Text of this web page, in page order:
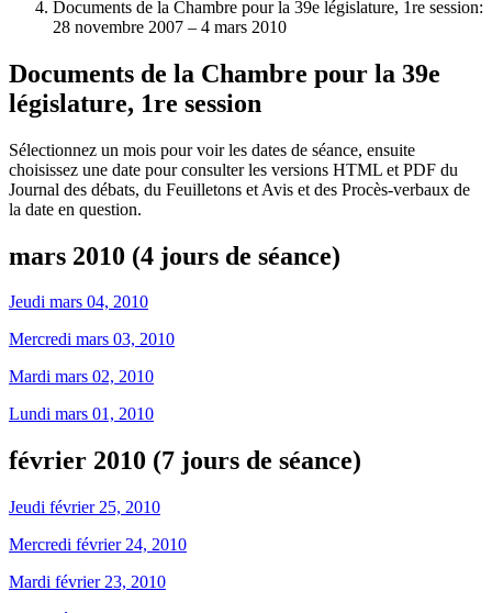
Documents de la Chambre pour la 39e législature, 1re session:
28 novembre 2007 – 4 mars 2010
Documents de la Chambre pour la 39e
législature, 1re session
Sélectionnez un mois pour voir les dates de séance, ensuite
choisissez une date pour consulter les versions HTML et PDF du
Journal des débats, du Feuilletons et Avis et des Procès-verbaux de
la date en question.
mars 2010 (4 jours de séance)
Jeudi mars 04, 2010
Mercredi mars 03, 2010
Mardi mars 02, 2010
Lundi mars 01, 2010
février 2010 (7 jours de séance)
Jeudi février 25, 2010
Mercredi février 24, 2010
Mardi février 23, 2010